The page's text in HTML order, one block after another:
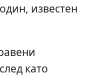
известен
като